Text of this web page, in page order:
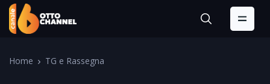
Home TG e Rassegna